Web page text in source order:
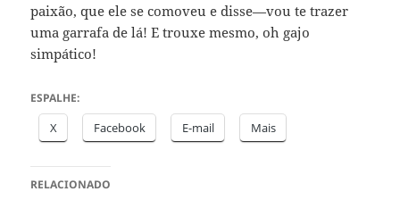
paixão, que ele se comoveu e disse—vou te trazer
uma garrafa de lá! E trouxe mesmo, oh gajo
simpático!
ESPALHE:
X Facebook E-mail Mais
RELACIONADO